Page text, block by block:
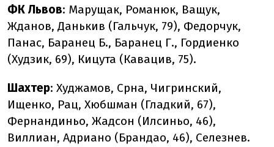
ФК Львов: Марущак, Романюк, Ващук,
Жданов, Данькив (Гальчук, 79), Федорчук,
Панас, Баранец Б., Баранец Г., Гордиенко
(Худзик, 69), Кицута (Кавацив, 75).
Шахтер: Худжамов, Срна, Чигринский,
Ищенко, Рац, Хюбшман (Гладкий, 67),
Фернандиньо, Жадсон (Илсиньо, 46),
Виллиан, Адриано (Брандао, 46), Селезнев.